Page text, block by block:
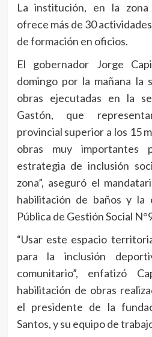
La institución, en la zona
ofrece más de 30
de formación en oficios.
El gobernador Jorge
domingo por la mañana la
obras ejecutadas en la
Gastón, que
provincial superior a los 15
obras muy importantes
estrategia de inclusión
zona”, aseguró el
habilitación de baños y la
Pública de Gestión Social
“Usar este espacio
para la inclusión
comunitario”, enfatizó
habilitación de obras
el presidente de la
Santos, y su equipo de